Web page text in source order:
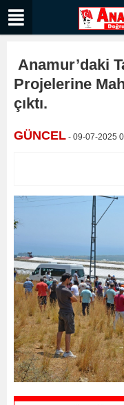
Anamur’daki
Projelerine
çıktı.
GÜNCEL - 09-07-2025